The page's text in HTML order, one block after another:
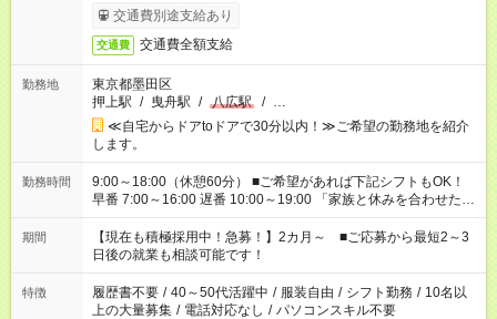
交通費別途支給あり
交通費 交通費全額支給
勤務地
東京都墨田区
押上駅 / 曳舟駅 / 八広駅 / …
≪自宅からドアtoドアで30分以内！≫ご希望の勤務地を紹介
します。
勤務時間
9:00～18:00（休憩60分） ■ご希望があれば下記シフトもOK！
早番 7:00～16:00 遅番 10:00～19:00 「家族と休みを合わせた
い」 「余裕を持って夕飯の準備がしたい」 「できれば残業はし
たくない」 など、ご希望を教えてくださいね。 ※Wワーク希望
の方へ 今ご覧のお仕事で希望する勤務時間と、もう1つのお仕事
の勤務時間。 合計で週40時間を超える場合は応募できません。
期間
【現在も積極採用中！急募！】2カ月～ ■ご応募から最短2～3
日後の就業も相談可能です！
特徴 履歴書不要 / 40～50代活躍中 / 服装自由 / シフト勤務 / 10名以
上の大量募集 / 電話対応なし / パソコンスキル不要